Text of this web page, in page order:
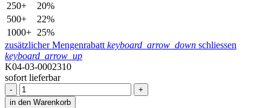
250+
20%
500+
22%
1000+ 25%
zusätzlicher Mengenrabatt keyboard_arrow_down schliessen
keyboard_arrow_up
K04-03-0002310
sofort lieferbar
-
+
in den Warenkorb